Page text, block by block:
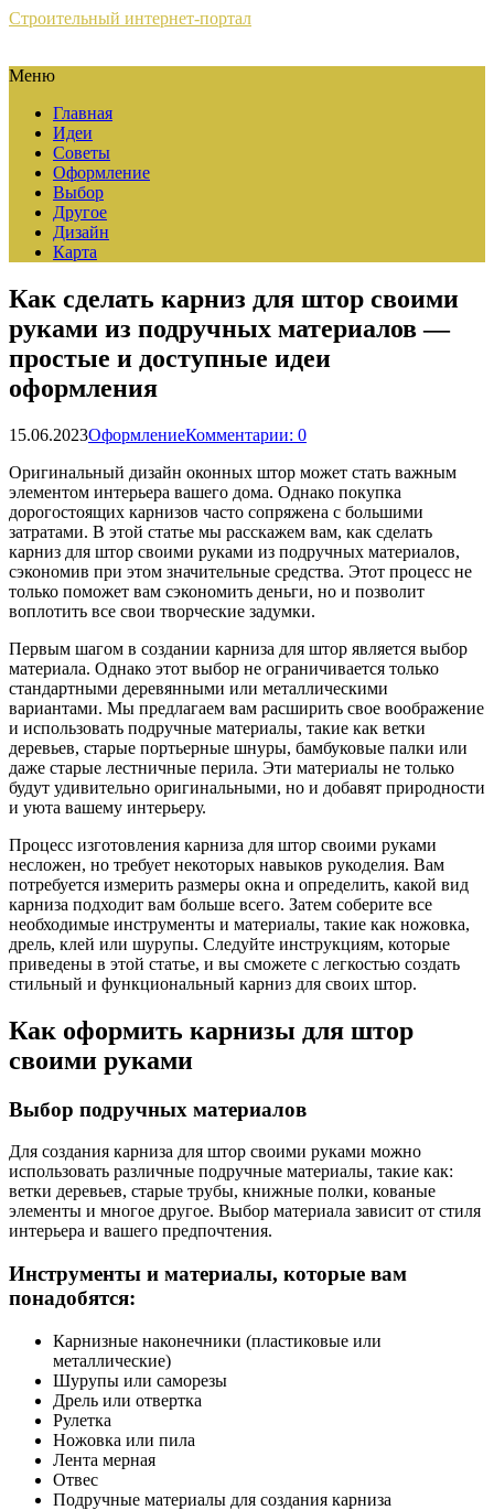
Строительный интернет-портал
Меню
Главная
Идеи
Советы
Оформление
Выбор
Другое
Дизайн
Карта
Как сделать карниз для штор своими
руками из подручных материалов —
простые и доступные идеи
оформления
15.06.2023ОформлениеКомментарии: 0
Оригинальный дизайн оконных штор может стать важным
элементом интерьера вашего дома. Однако покупка
дорогостоящих карнизов часто сопряжена с большими
затратами. В этой статье мы расскажем вам, как сделать
карниз для штор своими руками из подручных материалов,
сэкономив при этом значительные средства. Этот процесс не
только поможет вам сэкономить деньги, но и позволит
воплотить все свои творческие задумки.
Первым шагом в создании карниза для штор является выбор
материала. Однако этот выбор не ограничивается только
стандартными деревянными или металлическими
вариантами. Мы предлагаем вам расширить свое воображение
и использовать подручные материалы, такие как ветки
деревьев, старые портьерные шнуры, бамбуковые палки или
даже старые лестничные перила. Эти материалы не только
будут удивительно оригинальными, но и добавят природности
и уюта вашему интерьеру.
Процесс изготовления карниза для штор своими руками
несложен, но требует некоторых навыков рукоделия. Вам
потребуется измерить размеры окна и определить, какой вид
карниза подходит вам больше всего. Затем соберите все
необходимые инструменты и материалы, такие как ножовка,
дрель, клей или шурупы. Следуйте инструкциям, которые
приведены в этой статье, и вы сможете с легкостью создать
стильный и функциональный карниз для своих штор.
Как оформить карнизы для штор
своими руками
Выбор подручных материалов
Для создания карниза для штор своими руками можно
использовать различные подручные материалы, такие как:
ветки деревьев, старые трубы, книжные полки, кованые
элементы и многое другое. Выбор материала зависит от стиля
интерьера и вашего предпочтения.
Инструменты и материалы, которые вам
понадобятся:
Карнизные наконечники (пластиковые или
металлические)
Шурупы или саморезы
Дрель или отвертка
Рулетка
Ножовка или пила
Лента мерная
Отвес
Подручные материалы для создания карниза